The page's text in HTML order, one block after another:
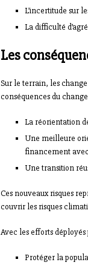
L’incertitude sur
La difficulté
Les
Sur le terrain, les
conséquences du
La réorientation
Une meilleure
financement
Une transition
Ces nouveaux risques
couvrir les risques
Avec les efforts
Protéger la